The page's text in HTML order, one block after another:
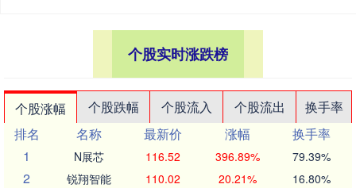
个股实时涨跌榜
个股涨幅 个股跌幅 个股流入 个股流出
换手率
排名
名称 最新价 涨幅
换手率
1
N展芯 116.52 396.89% 79.39%
2 锐翔智能 110.02 20.21% 16.80%